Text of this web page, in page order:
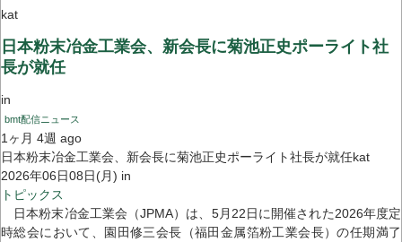
kat
日本粉末冶金工業会、新会長に菊池正史ポーライト社
長が就任
in
bmt配信ニュース
1ヶ月 4週 ago
日本粉末冶金工業会、新会長に菊池正史ポーライト社長が就任kat
2026年06日08日(月) in
トピックス
日本粉末冶金工業会（JPMA）は、5月22日に開催された2026年度定
時総会において、園田修三会長（福田金属箔粉工業会長）の任期満了